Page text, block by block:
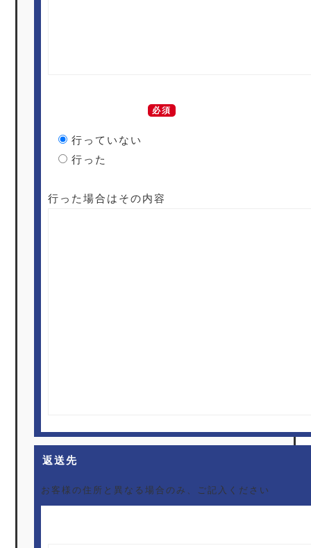
必須
行っていない
行った
行った場合はその内容
返送先
お客様の住所と異なる場合のみ、ご記入ください